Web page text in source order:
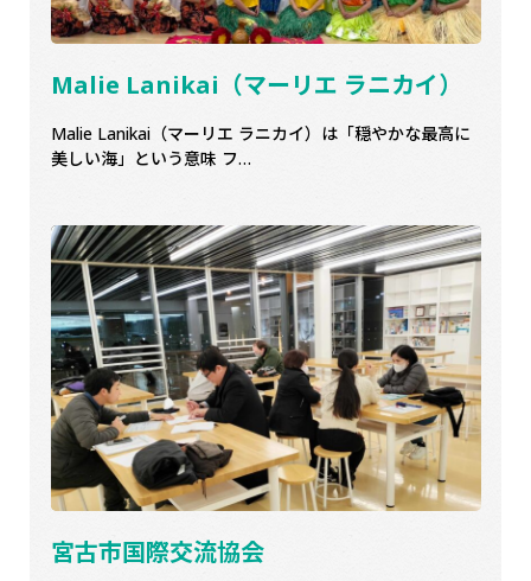
Malie Lanikai（マーリエ ラニカイ）
Malie Lanikai（マーリエ ラニカイ）は「穏やかな最高に
美しい海」という意味 フ…
宮古市国際交流協会